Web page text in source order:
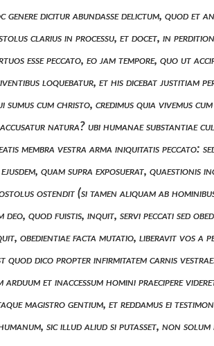
genere dicitur abundasse delictum, quod et
clarius in processu, et docet, in
esse peccato, eo jam tempore, quo ut
loquebatur, et his dicebat justitiam
sumus cum christo, credimus quia vivemus
accusatur natura? ubi humanae substantiae
membra vestra arma iniquitatis peccato:
ejusdem, quam supra exposuerat,
ostendit (si tamen aliquam ab
deo, quod fuistis, inquit, servi peccati sed
obedientiae facta mutatio, liberavit vos a
quod dico propter infirmitatem carnis
arduum et inaccessum homini praecipere
magistro gentium, et reddamus ei
sic illud aliud si putasset, non